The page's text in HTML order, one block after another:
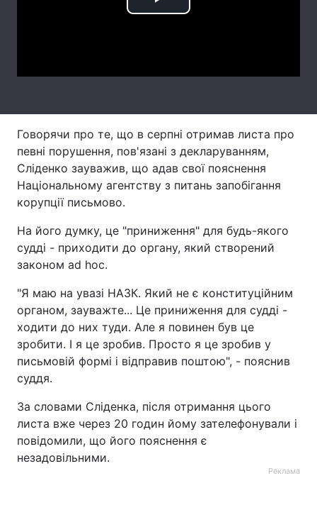
Думки
Контакти
Тема оформлення
Play
Говорячи про те, що в серпні отримав листа про
певні порушення, пов'язані з декларуванням,
Сліденко зауважив, що адав свої пояснення
Національному агентству з питань запобігання
корупції письмово.
На його думку, це "приниження" для будь-якого
судді - приходити до органу, який створений
законом ad hoc.
"Я маю на увазі НАЗК. Який не є конституційним
органом, зауважте... Це приниження для судді -
ходити до них туди. Але я повинен був це
зробити. І я це зробив. Просто я це зробив у
письмовій формі і відправив поштою", - пояснив
суддя.
За словами Сліденка, після отримання цього
листа вже через 20 годин йому зателефонували і
повідомили, що його пояснення є
незадовільними.
Реклама